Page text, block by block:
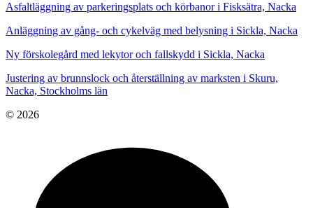
Asfaltläggning av parkeringsplats och körbanor i Fisksätra, Nacka
Anläggning av gång- och cykelväg med belysning i Sickla, Nacka
Ny förskolegård med lekytor och fallskydd i Sickla, Nacka
Justering av brunnslock och återställning av marksten i Skuru,
Nacka, Stockholms län
© 2026